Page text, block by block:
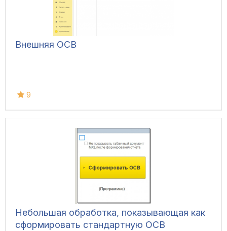
Внешняя ОСВ
9
Небольшая обработка, показывающая как
сформировать стандартную ОСВ